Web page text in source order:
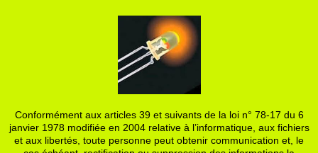
Conformément aux articles 39 et suivants de la loi n° 78-17 du 6
janvier 1978 modifiée en 2004 relative à l’informatique, aux fichiers
et aux libertés, toute personne peut obtenir communication et, le